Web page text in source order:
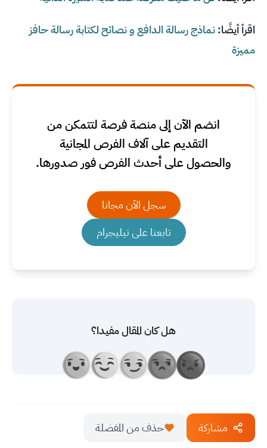
اقرأ أيضًا:نماذج رسالة الدافع و نصائح لكتابة رسالة حافز
مميزة
انضم الآن إلى منصة فرصة لتتمكن من
التقديم على آلاف الفرص المجانية
والحصول على أحدث الفرص فور صدورها.
سجل الآن مجانا
تابعنا على تيليجرام
هل كان المقال مفيدا؟
مشاركة حذف من المفضلة